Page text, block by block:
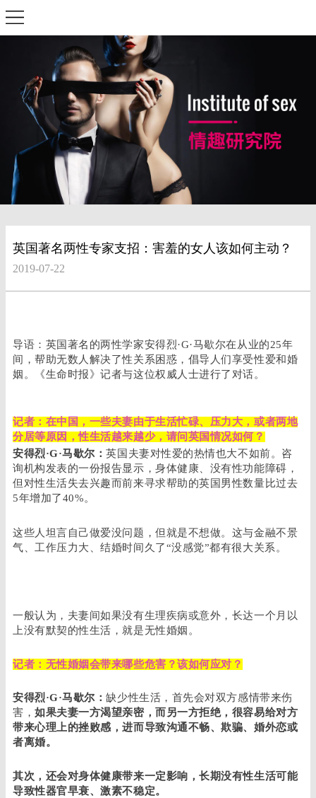
英国著名两性专家支招：害羞的女人该如何主动？
2019-07-22
导语：英国著名的两性学家安得烈·G·马歇尔在从业的25年
间，帮助无数人解决了性关系困惑，倡导人们享受性爱和婚
姻。《生命时报》记者与这位权威人士进行了对话。
记者：在中国，一些夫妻由于生活忙碌、压力大，或者两地
分居等原因，性生活越来越少，请问英国情况如何？
安得烈·G·马歇尔：英国夫妻对性爱的热情也大不如前。咨
询机构发表的一份报告显示，身体健康、没有性功能障碍，
但对性生活失去兴趣而前来寻求帮助的英国男性数量比过去
5年增加了40%。
这些人坦言自己做爱没问题，但就是不想做。这与金融不景
气、工作压力大、结婚时间久了“没感觉”都有很大关系。
一般认为，夫妻间如果没有生理疾病或意外，长达一个月以
上没有默契的性生活，就是无性婚姻。
记者：无性婚姻会带来哪些危害？该如何应对？
安得烈·G·马歇尔：缺少性生活，首先会对双方感情带来伤
害，如果夫妻一方渴望亲密，而另一方拒绝，很容易给对方
带来心理上的挫败感，进而导致沟通不畅、欺骗、婚外恋或
者离婚。
其次，还会对身体健康带来一定影响，长期没有性生活可能
导致性器官早衰、激素不稳定。